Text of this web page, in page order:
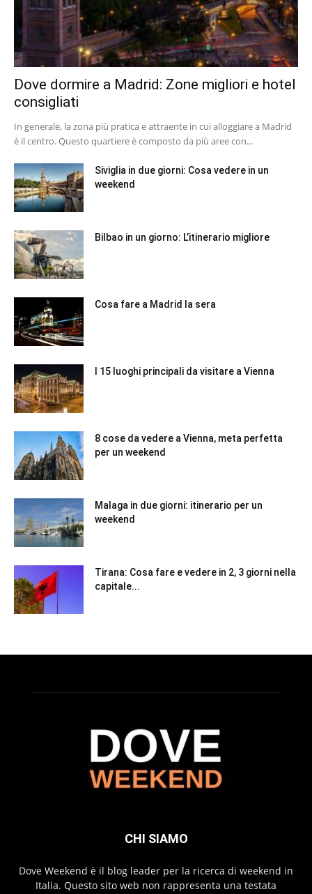
Dove dormire a Madrid: Zone migliori e hotel
consigliati
In generale, la zona più pratica e attraente in cui alloggiare a Madrid
è il centro. Questo quartiere è composto da più aree con...
Siviglia in due giorni: Cosa vedere in un
weekend
Bilbao in un giorno: L’itinerario migliore
Cosa fare a Madrid la sera
I 15 luoghi principali da visitare a Vienna
8 cose da vedere a Vienna, meta perfetta
per un weekend
Malaga in due giorni: itinerario per un
weekend
Tirana: Cosa fare e vedere in 2, 3 giorni nella
capitale...
CHI SIAMO
Dove Weekend è il blog leader per la ricerca di weekend in
Italia. Questo sito web non rappresenta una testata